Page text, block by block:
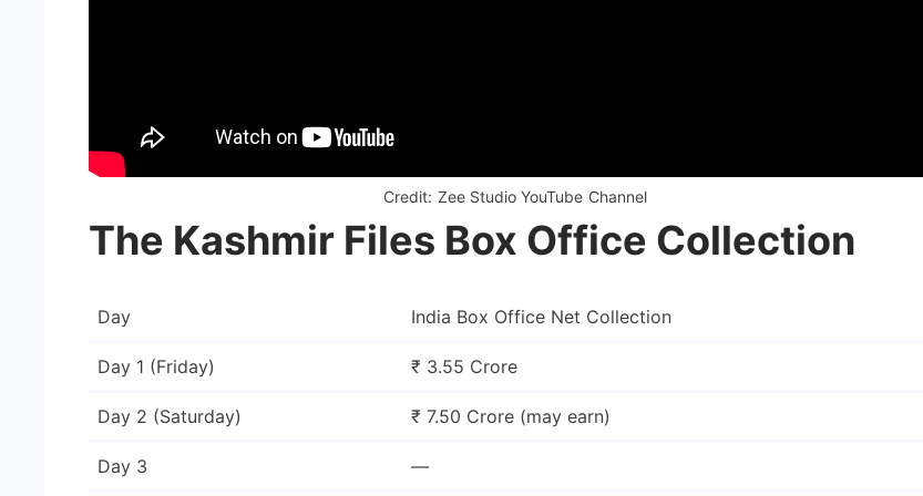
Credit: Zee Studio YouTube Channel
The Kashmir Files Box Office Collection
Day India Box Office Net Collection
Day 1 (Friday) ₹ 3.55 Crore
Day 2 (Saturday) ₹ 7.50 Crore (may earn)
Day 3 —